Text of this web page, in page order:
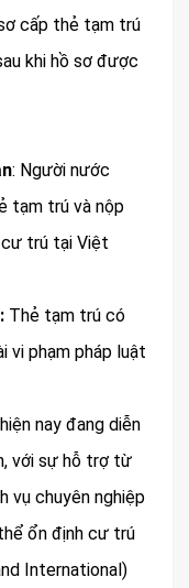
cấp thẻ tạm trú
khi hồ sơ được
: Người nước
tạm trú và nộp
trú tại Việt
Thẻ tạm trú có
vi phạm pháp luật
nay đang diễn
với sự hỗ trợ từ
vụ chuyên nghiệp
ổn định cư trú
International)​